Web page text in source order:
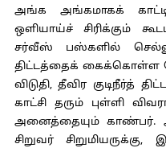
அங்க அங்கமாகக்
ஒளியாய்ச் சிரிக்கும்
சர்வீஸ் பஸ்களில்
திட்டத்தைக் கைக்கொள்ள
விடுதி, தீவிர குடிநீர்த்
காட்சி தரும் புள்ளி
அனைத்தையும் காண்பர்.
சிறுவர்